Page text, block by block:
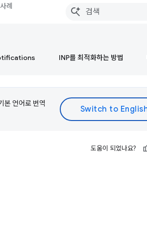
례
INP를 최적화하는 방법
본 언어로 번역
도움이 되었나요?